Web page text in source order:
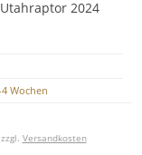
2024
Wochen
Versandkosten